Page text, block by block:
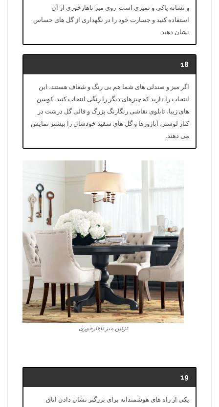
و نشانه پاکی و تمیزی است. روی میز ناهارخوری از آن
استفاده کنید و جسارت خود را در نگهداری از گل های حساس
نشان دهید.
18
اگر میز و صندلی های شما هم بی رنگ و شفاف هستند، این
انتخاب را دارید که چیزهای دیگر را رنگی انتخاب کنید. کوسن
های زیبا، تابلوی نقاشی رنگارنگ بزرگ و قالی گل درشت در
کنار لوستر، آباژورها و گل های سفید خودشان را بیشتر نمایش
می دهند.
تزئین میز ناهارخوری
19
یکی از راه های هوشمندانه برای بزرگتر نشان دادن اتاق